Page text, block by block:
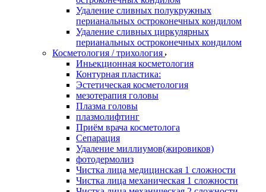
Удаление сливных полукружных
перианальных остроконечных кондилом
Удаление сливных циркулярных
перианальных остроконечных кондилом
Косметология / трихология
Иньекционная косметология
Контурная пластика:
Эстетическая косметология
мезотерапия головы
Плазма головы
плазмолифтинг
Приём врача косметолога
Сепарация
Удаление миллиумов(жировиков)
фотодермолиз
Чистка лица медицинская 1 сложности
Чистка лица механическая 1 сложности